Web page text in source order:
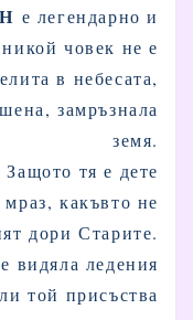
е легендарно и
човек не е
в небесата,
замръзнала
земя.
тя е дете
какъвто не
дори Старите.
видяла ледения
той присъства